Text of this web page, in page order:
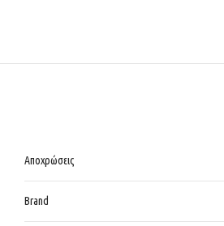
Αποχρώσεις
Brand